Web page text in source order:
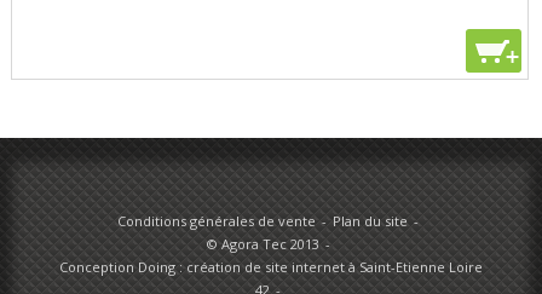
+
Conditions générales de vente
Plan du site
© Agora Tec 2013
Conception Doing : création de site internet à Saint-Etienne Loire
42